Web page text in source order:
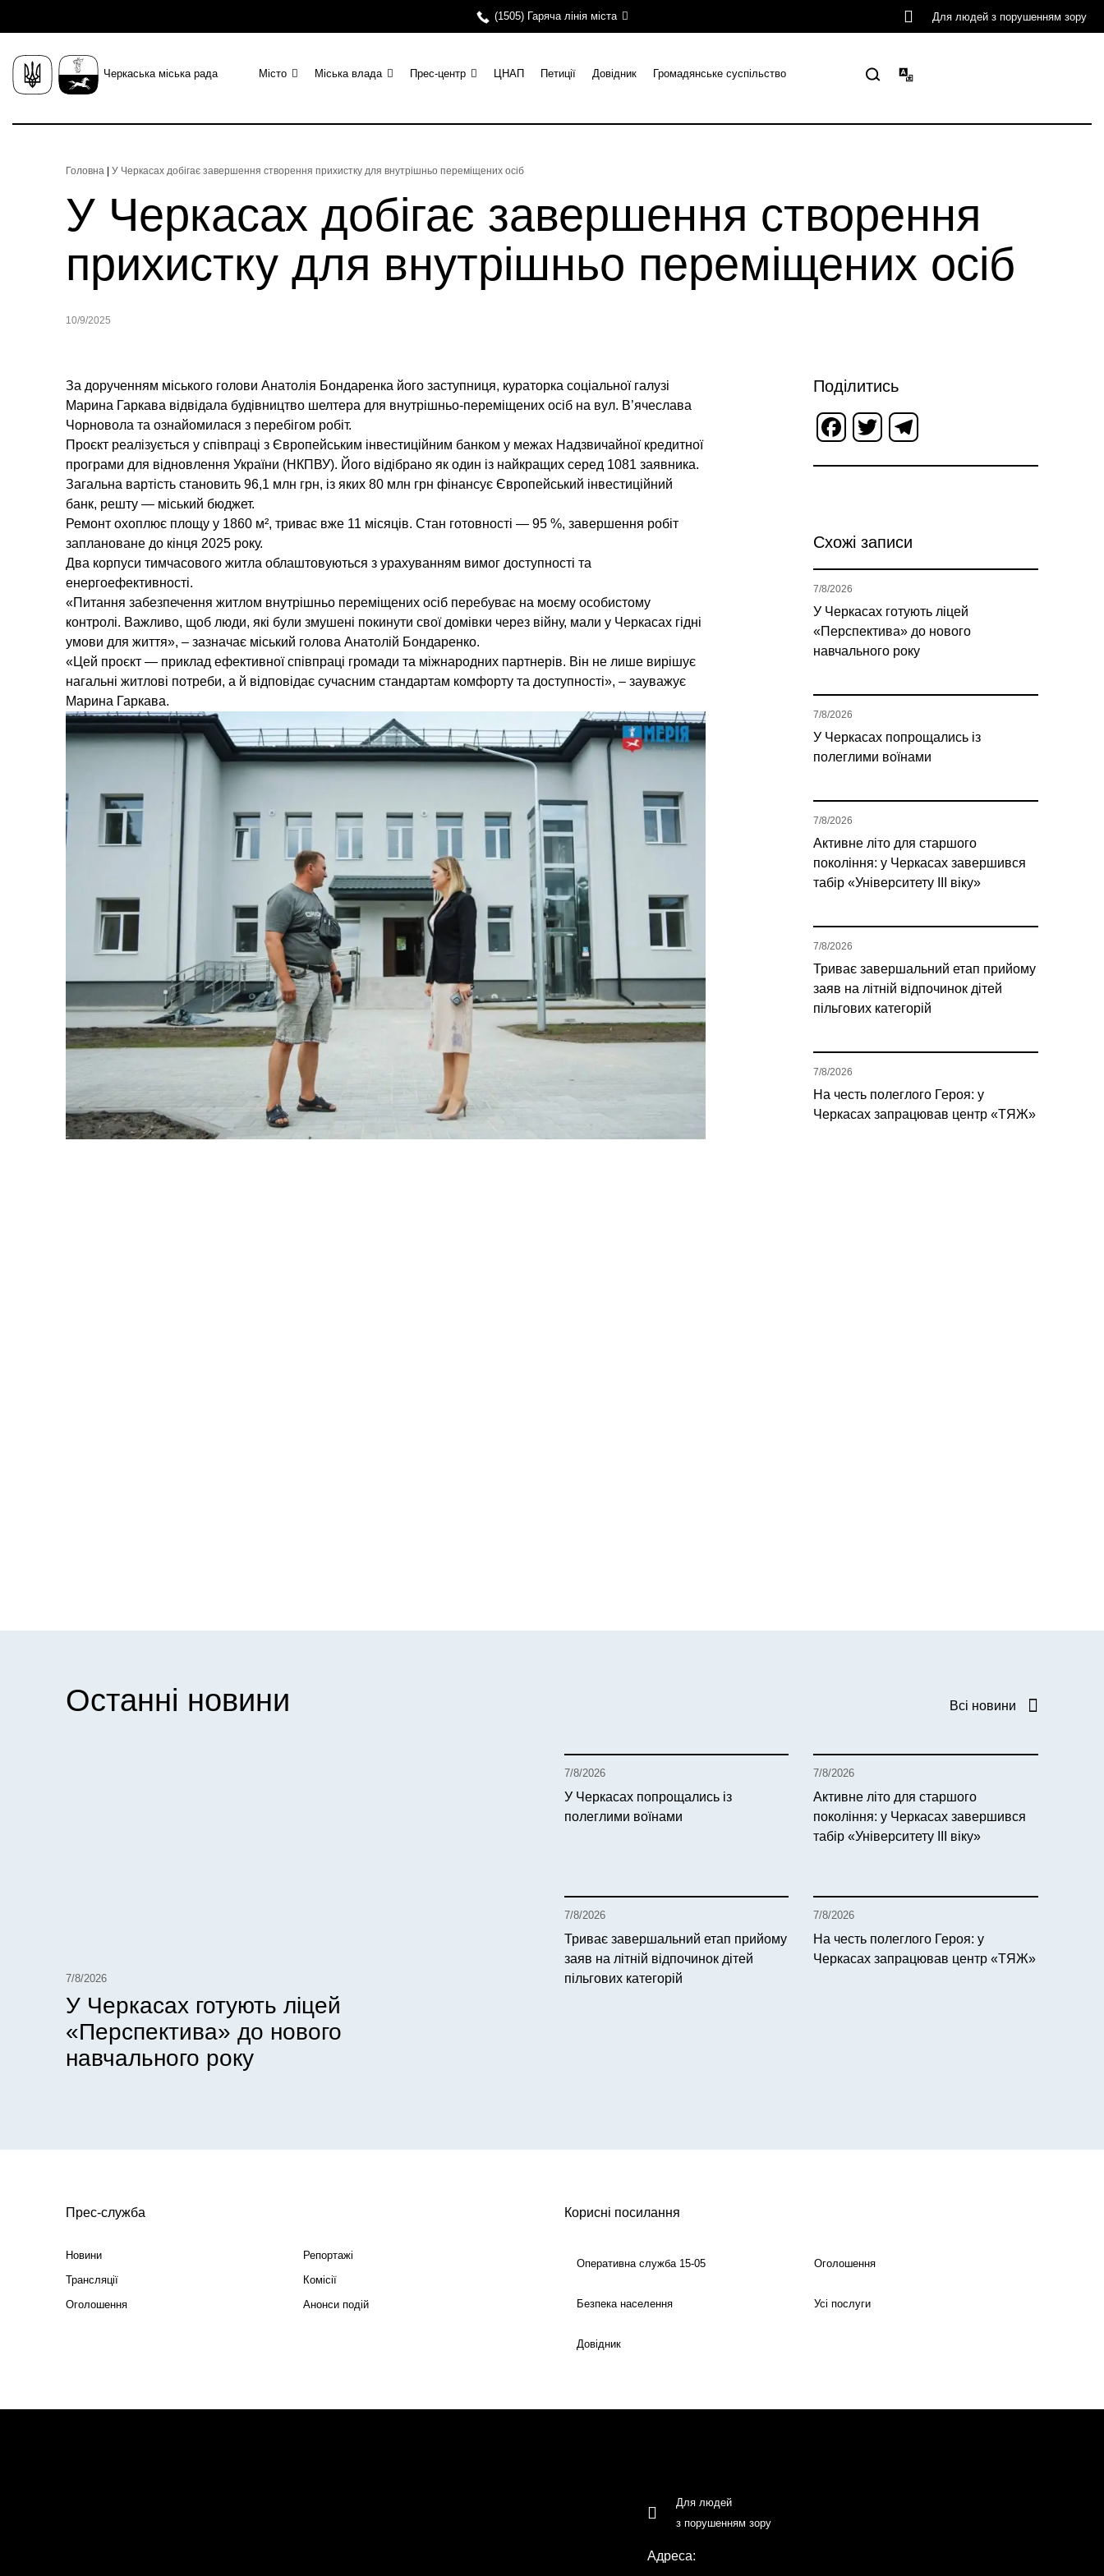
(1505) Гаряча лінія міста Для людей з порушенням зору
Черкаська міська рада Місто Міська влада Прес-центр ЦНАП Петиції Довідник Громадянське суспільство
Головна У Черкасах добігає завершення створення прихистку для внутрішньо переміщених осіб
У Черкасах добігає завершення створення
прихистку для внутрішньо переміщених осіб
10/9/2025
За дорученням міського голови Анатолія Бондаренка його заступниця, кураторка соціальної галузі
Марина Гаркава відвідала будівництво шелтера для внутрішньо-переміщених осіб на вул. В’ячеслава
Чорновола та ознайомилася з перебігом робіт.
Проєкт реалізується у співпраці з Європейським інвестиційним банком у межах Надзвичайної кредитної
програми для відновлення України (НКПВУ). Його відібрано як один із найкращих серед 1081 заявника.
Загальна вартість становить 96,1 млн грн, із яких 80 млн грн фінансує Європейський інвестиційний
банк, решту — міський бюджет.
Ремонт охоплює площу у 1860 м², триває вже 11 місяців. Стан готовності — 95 %, завершення робіт
заплановане до кінця 2025 року.
Два корпуси тимчасового житла облаштовуються з урахуванням вимог доступності та
енергоефективності.
«Питання забезпечення житлом внутрішньо переміщених осіб перебуває на моєму особистому
контролі. Важливо, щоб люди, які були змушені покинути свої домівки через війну, мали у Черкасах гідні
умови для життя», – зазначає міський голова Анатолій Бондаренко.
«Цей проєкт — приклад ефективної співпраці громади та міжнародних партнерів. Він не лише вирішує
нагальні житлові потреби, а й відповідає сучасним стандартам комфорту та доступності», – зауважує
Марина Гаркава.
Поділитись
Facebook
Twitter
Схожі записи
У Черкасах готують ліцей
«Перспектива» до нового
навчального року
7/8/2026
У Черкасах попрощались із
полеглими воїнами
7/8/2026
Активне літо для старшого
покоління: у Черкасах завершився
табір «Університету ІІІ віку»
7/8/2026
Триває завершальний етап прийому
заяв на літній відпочинок дітей
пільгових категорій
7/8/2026
На честь полеглого Героя: у
Черкасах запрацював центр «ТЯЖ»
7/8/2026
Останні новини Всі новини
7/8/2026
У Черкасах готують ліцей
«Перспектива» до нового
навчального року
7/8/2026
У Черкасах попрощались із
полеглими воїнами
7/8/2026
Активне літо для старшого
покоління: у Черкасах завершився
табір «Університету ІІІ віку»
7/8/2026
Триває завершальний етап прийому
заяв на літній відпочинок дітей
пільгових категорій
7/8/2026
На честь полеглого Героя: у
Черкасах запрацював центр «ТЯЖ»
Прес-служба
Новини
Репортажі
Трансляції
Комісії
Оголошення
Анонси подій
Корисні посилання
Оперативна служба 15-05 Оголошення
Безпека населення Усі послуги
Довідник
Для людей
з порушенням зору
Адреса: